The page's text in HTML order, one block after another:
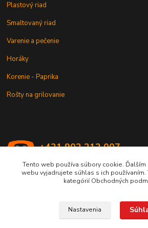
Plastový riad
Smaltovaný riad
Varenie a pečenie
Horáky
Korenie - Paprika
Rošty na grilovanie
+421 902 212 007
Tento web používa súbory cookie.
webu vyjadrujete súhlas s ich používaním.
kategórií Obchodných
Nastavenia